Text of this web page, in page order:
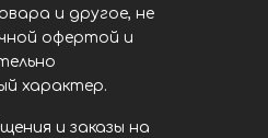
и другое, не
офертой и
характер.
и заказы на